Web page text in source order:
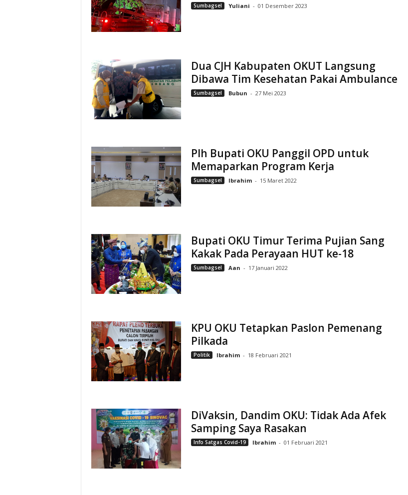
Sumbagsel Yuliani - 01 Desember 2023
Dua CJH Kabupaten OKUT Langsung
Dibawa Tim Kesehatan Pakai Ambulance
Sumbagsel Bubun - 27 Mei 2023
Plh Bupati OKU Panggil OPD untuk
Memaparkan Program Kerja
Sumbagsel Ibrahim - 15 Maret 2022
Bupati OKU Timur Terima Pujian Sang
Kakak Pada Perayaan HUT ke-18
Sumbagsel Aan - 17 Januari 2022
KPU OKU Tetapkan Paslon Pemenang
Pilkada
Politik Ibrahim - 18 Februari 2021
DiVaksin, Dandim OKU: Tidak Ada Afek
Samping Saya Rasakan
Info Satgas Covid-19 Ibrahim - 01 Februari 2021